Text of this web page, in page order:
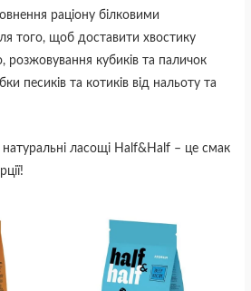
раціону білковими
того, щоб доставити хвостику
розжовування кубиків та паличок
песиків та котиків від нальоту та
ласощі Half&Half – це смак